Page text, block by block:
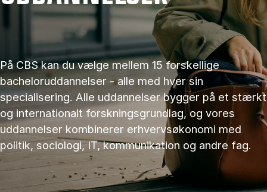
På CBS kan du vælge mellem 15 forskellige
bacheloruddannelser - alle med hver sin
specialisering. Alle uddannelser bygger på et stærkt
og internationalt forskningsgrundlag, og vores
uddannelser kombinerer erhvervsøkonomi med
politik, sociologi, IT, kommunikation og andre fag.